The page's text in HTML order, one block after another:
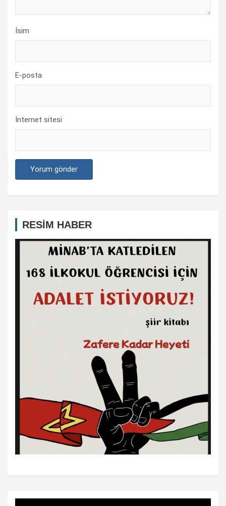
İsim
E-posta
İnternet sitesi
RESİM HABER